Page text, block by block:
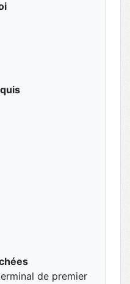
de premier